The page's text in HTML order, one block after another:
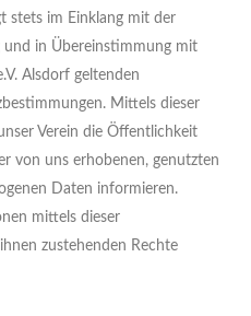
stets im Einklang mit der
in Übereinstimmung mit
Alsdorf geltenden
Mittels dieser
Verein die Öffentlichkeit
von uns erhobenen, genutzten
Daten informieren.
mittels dieser
zustehenden Rechte